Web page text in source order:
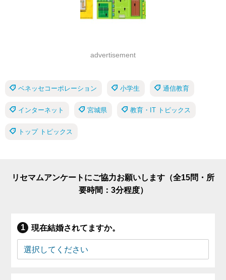
advertisement
ベネッセコーポレーション 小学生 通信教育
インターネット 宮城県 教育・IT トピックス
トップ トピックス
リセマムアンケートにご協力お願いします（全15問・所
要時間：3分程度）
現在結婚されてますか。